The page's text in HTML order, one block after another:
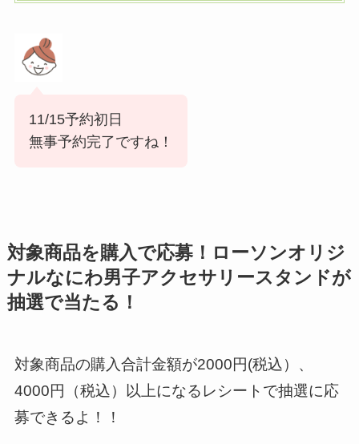
11/15予約初日
無事予約完了ですね！
対象商品を購入で応募！ローソンオリジ
ナルなにわ男子アクセサリースタンドが
抽選で当たる！
対象商品の購入合計金額が2000円(税込）、
4000円（税込）以上になるレシートで抽選に応
募できるよ！！